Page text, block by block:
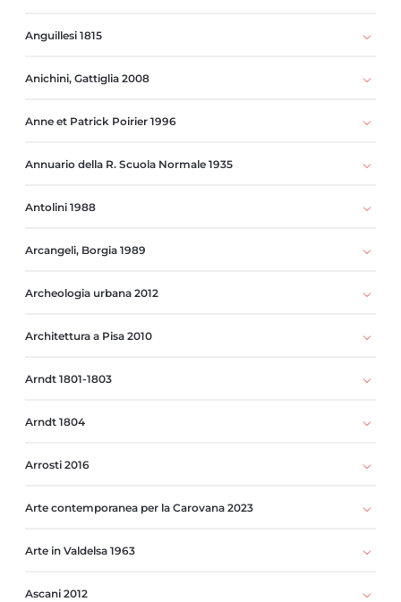
Anguillesi 1815
Anichini, Gattiglia 2008
Anne et Patrick Poirier 1996
Annuario della R. Scuola Normale 1935
Antolini 1988
Arcangeli, Borgia 1989
Archeologia urbana 2012
Architettura a Pisa 2010
Arndt 1801-1803
Arndt 1804
Arrosti 2016
Arte contemporanea per la Carovana 2023
Arte in Valdelsa 1963
Ascani 2012